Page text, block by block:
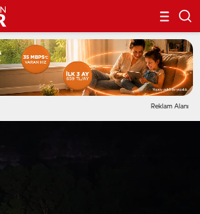
Reklam Alanı